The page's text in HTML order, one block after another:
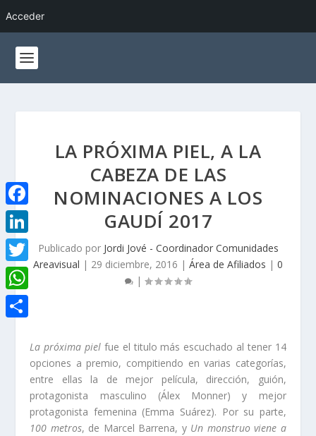
Acceder
LA PRÓXIMA PIEL, A LA
CABEZA DE LAS
NOMINACIONES A LOS
GAUDÍ 2017
Publicado por Jordi Jové - Coordinador Comunidades
Areavisual | 29 diciembre, 2016 | Área de Afiliados | 0
|
La próxima piel fue el titulo más escuchado al tener 14
opciones a premio, compitiendo en varias categorías,
entre ellas la de mejor película, dirección, guión,
protagonista masculino (Álex Monner) y mejor
protagonista femenina (Emma Suárez). Por su parte,
100 metros, de Marcel Barrena, y Un monstruo viene a
F
a
c
e
b
L
i
n
k
T
w
i
W